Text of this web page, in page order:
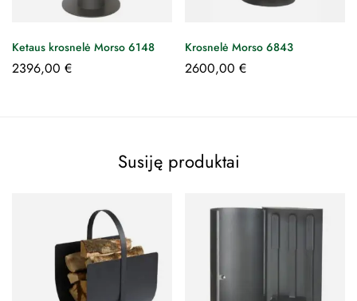
Ketaus krosnelė Morso 6148
2396,00 €
Krosnelė Morso 6843
2600,00 €
Susiję produktai